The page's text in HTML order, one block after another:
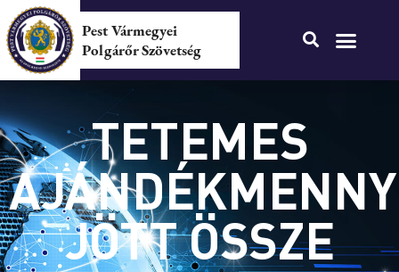
Pest Vármegyei
Polgárőr Szövetség
TETEMES
JÖTT ÖSSZE